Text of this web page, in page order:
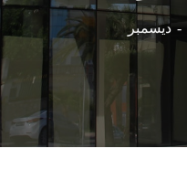
ديسمبر